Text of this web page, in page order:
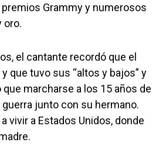
Grammy y numerosos
oro.
el cantante recordó que el
que tuvo sus “altos y bajos” y
marcharse a los 15 años de
guerra junto con su hermano.
vivir a Estados Unidos, donde